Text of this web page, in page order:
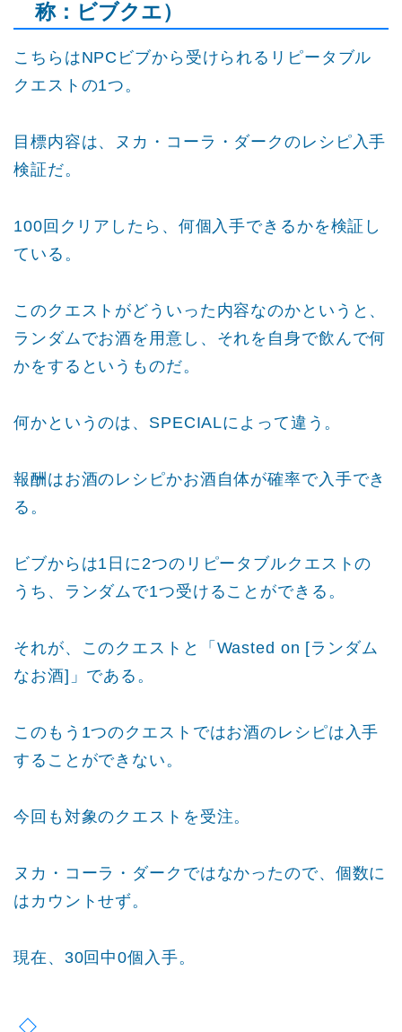
称：ビブクエ）
こちらはNPCビブから受けられるリピータブル
クエストの1つ。
目標内容は、ヌカ・コーラ・ダークのレシピ入手
検証だ。
100回クリアしたら、何個入手できるかを検証し
ている。
このクエストがどういった内容なのかというと、
ランダムでお酒を用意し、それを自身で飲んで何
かをするというものだ。
何かというのは、SPECIALによって違う。
報酬はお酒のレシピかお酒自体が確率で入手でき
る。
ビブからは1日に2つのリピータブルクエストの
うち、ランダムで1つ受けることができる。
それが、このクエストと「Wasted on [ランダム
なお酒]」である。
このもう1つのクエストではお酒のレシピは入手
することができない。
今回も対象のクエストを受注。
ヌカ・コーラ・ダークではなかったので、個数に
はカウントせず。
現在、30回中0個入手。